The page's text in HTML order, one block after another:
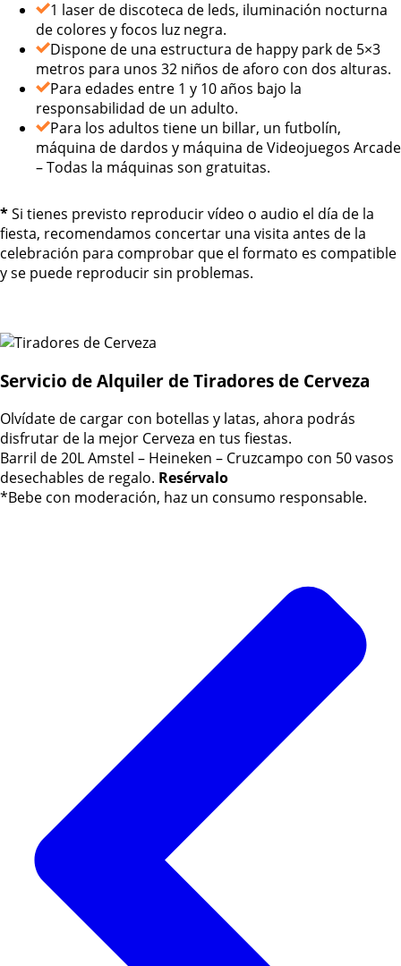
1 laser de discoteca de leds, iluminación nocturna
de colores y focos luz negra.
Dispone de una estructura de happy park de 5×3
metros para unos 32 niños de aforo con dos alturas.
Para edades entre 1 y 10 años bajo la
responsabilidad de un adulto.
Para los adultos tiene un billar, un futbolín,
máquina de dardos y máquina de Videojuegos Arcade
– Todas la máquinas son gratuitas.
*Si tienes previsto reproducir vídeo o audio el día de la
fiesta, recomendamos concertar una visita antes de la
celebración para comprobar que el formato es compatible
y se puede reproducir sin problemas.
Servicio de Alquiler de Tiradores de Cerveza
Olvídate de cargar con botellas y latas, ahora podrás
disfrutar de la mejor Cerveza en tus fiestas.
Barril de 20L Amstel – Heineken – Cruzcampo con 50 vasos
desechables de regalo. Resérvalo
*Bebe con moderación, haz un consumo responsable.